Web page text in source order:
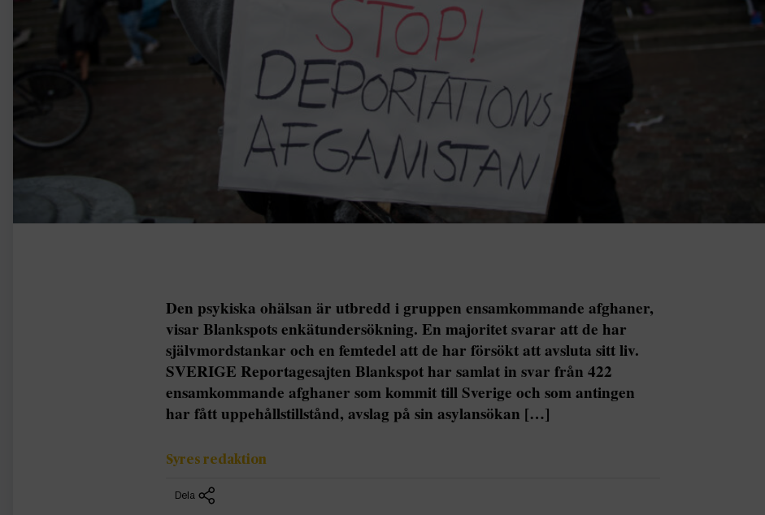
Den psykiska ohälsan är utbredd i gruppen ensamkommande afghaner,
visar Blankspots enkätundersökning. En majoritet svarar att de har
självmordstankar och en femtedel att de har försökt att avsluta sitt liv.
SVERIGE Reportagesajten Blankspot har samlat in svar från 422
ensamkommande afghaner som kommit till Sverige och som antingen
har fått uppehållstillstånd, avslag på sin asylansökan […]
Syres redaktion
Dela